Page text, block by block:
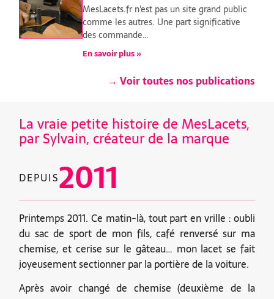
MesLacets.fr n'est pas un site grand public
comme les autres. Une part significative
des commande…
En savoir plus »
→ Voir toutes nos publications
La vraie petite histoire de MesLacets,
par Sylvain, créateur de la marque
DEPUIS2011
Printemps 2011. Ce matin-là, tout part en vrille : oubli
du sac de sport de mon fils, café renversé sur ma
chemise, et cerise sur le gâteau… mon lacet se fait
joyeusement sectionner par la portière de la voiture.
Après avoir changé de chemise (deuxième de la